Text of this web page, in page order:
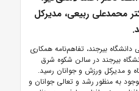
محمدعلی ربیعی، مدیرکل
بیرجند، تفاهم‌نامه همکاری
بیرجند در سالن شکوه شرق
و مدیرکل ورزش و جوانان رسید.
به منظور رشد و تعالی جوانان و